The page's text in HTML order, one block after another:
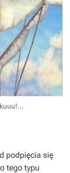
podpięcia się
tego typu